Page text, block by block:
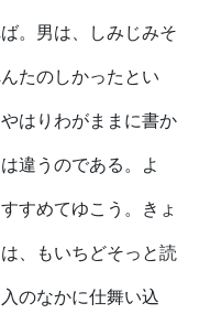
。男は、しみじみそ
たのしかったとい
はりわがままに書か
違うのである。よ
すめてゆこう。きょ
、もいちどそっと読
のなかに仕舞い込